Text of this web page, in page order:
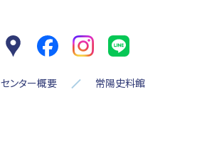
センター概要 常陽史料館
Google MapfacebookInstagram